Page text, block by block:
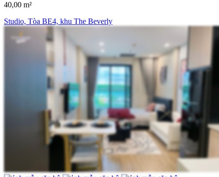
40,00 m²
Studio, Tòa BE4, khu The Beverly